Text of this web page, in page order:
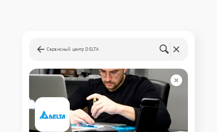
Сервисный центр DELTA